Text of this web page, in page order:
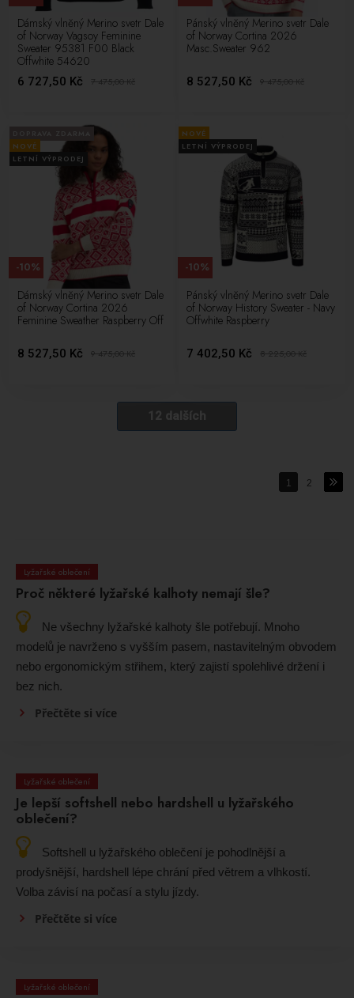
Dámský vlněný Merino svetr Dale
of Norway Vagsoy Feminine
Sweater 95381 F00 Black
Offwhite 54620
6 727,50 Kč 7 475,00Kč
Pánský vlněný Merino svetr Dale
of Norway Cortina 2026
Masc.Sweater 962
8 527,50 Kč 9 475,00Kč
NOVÉ
LETNÍ VÝPRODEJ
Dámský vlněný Merino svetr Dale
of Norway Cortina 2026
Feminine Sweather Raspberry Off
8 527,50 Kč 9 475,00Kč
-10%
NOVÉ
LETNÍ VÝPRODEJ
Pánský vlněný Merino svetr Dale
of Norway History Sweater - Navy
Offwhite Raspberry
7 402,50 Kč 8 225,00Kč
-10%
12 dalších
1 2
Lyžařské oblečení
Proč některé lyžařské kalhoty nemají šle?
Ne všechny lyžařské kalhoty šle potřebují. Mnoho
modelů je navrženo s vyšším pasem, nastavitelným obvodem
nebo ergonomickým střihem, který zajistí spolehlivé držení i
bez nich.
Přečtěte si více
Lyžařské oblečení
Je lepší softshell nebo hardshell u lyžařského
oblečení?
Softshell u lyžařského oblečení je pohodlnější a
prodyšnější, hardshell lépe chrání před větrem a vlhkostí.
Volba závisí na počasí a stylu jízdy.
Přečtěte si více
Lyžařské oblečení